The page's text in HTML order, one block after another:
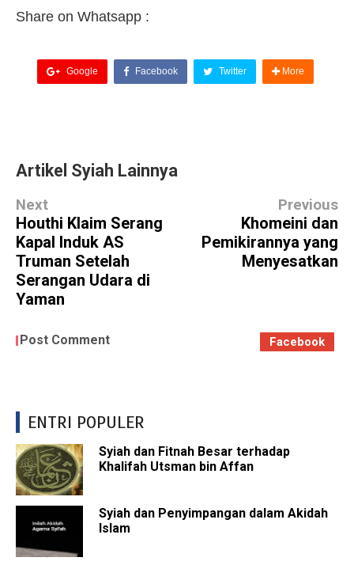
Share on Whatsapp :
Google Facebook Twitter More
Artikel Syiah Lainnya
Next
Houthi Klaim Serang
Kapal Induk AS
Truman Setelah
Serangan Udara di
Yaman
Previous
Khomeini dan
Pemikirannya yang
Menyesatkan
Post Comment Facebook
ENTRI POPULER
Syiah dan Fitnah Besar terhadap
Khalifah Utsman bin Affan
Syiah dan Penyimpangan dalam Akidah
Islam